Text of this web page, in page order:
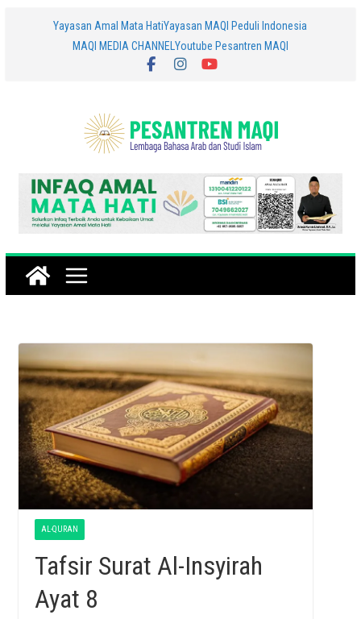
Yayasan Amal Mata HatiYayasan MAQI Peduli Indonesia
MAQI MEDIA CHANNEL Youtube Pesantren MAQI
AL-QURAN
Tafsir Surat Al-Insyirah
Ayat 8